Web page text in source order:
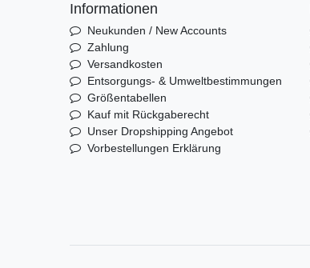
Informationen
Neukunden / New Accounts
Zahlung
Versandkosten
Entsorgungs- & Umweltbestimmungen
Größentabellen
Kauf mit Rückgaberecht
Unser Dropshipping Angebot
Vorbestellungen Erklärung